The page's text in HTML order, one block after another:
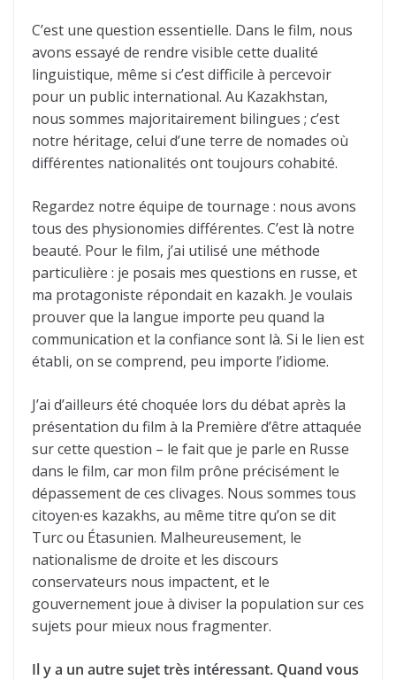
C’est une question essentielle. Dans le film, nous
avons essayé de rendre visible cette dualité
linguistique, même si c’est difficile à percevoir
pour un public international. Au Kazakhstan,
nous sommes majoritairement bilingues ; c’est
notre héritage, celui d’une terre de nomades où
différentes nationalités ont toujours cohabité.
Regardez notre équipe de tournage : nous avons
tous des physionomies différentes. C’est là notre
beauté. Pour le film, j’ai utilisé une méthode
particulière : je posais mes questions en russe, et
ma protagoniste répondait en kazakh. Je voulais
prouver que la langue importe peu quand la
communication et la confiance sont là. Si le lien est
établi, on se comprend, peu importe l’idiome.
J’ai d’ailleurs été choquée lors du débat après la
présentation du film à la Première d’être attaquée
sur cette question – le fait que je parle en Russe
dans le film, car mon film prône précisément le
dépassement de ces clivages. Nous sommes tous
citoyen∙es kazakhs, au même titre qu’on se dit
Turc ou Étasunien. Malheureusement, le
nationalisme de droite et les discours
conservateurs nous impactent, et le
gouvernement joue à diviser la population sur ces
sujets pour mieux nous fragmenter.
Il y a un autre sujet très intéressant. Quand vous